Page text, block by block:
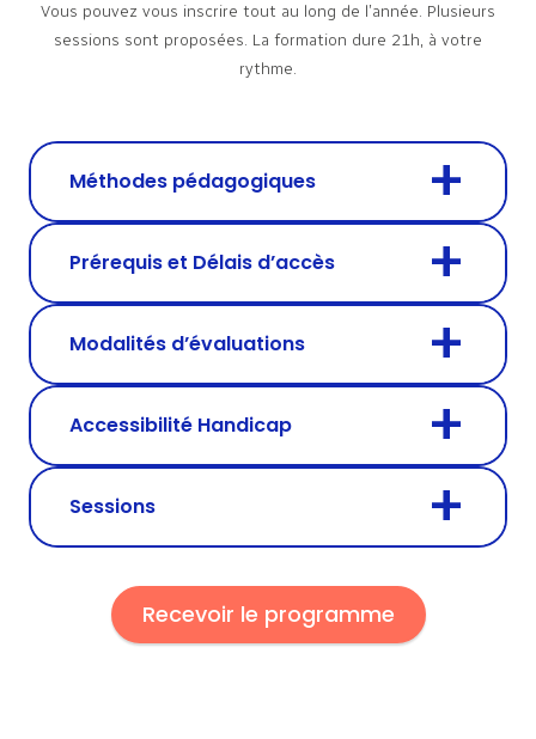
Vous pouvez vous inscrire tout au long de l’année. Plusieurs
sessions sont proposées. La formation dure 21h, à votre
rythme.
Méthodes pédagogiques
Prérequis et Délais d’accès
Modalités d’évaluations
Accessibilité Handicap
Sessions
Recevoir le programme